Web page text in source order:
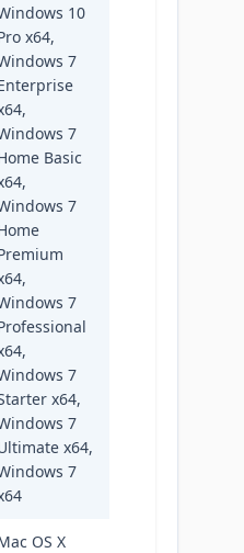
10
x64,
7
7
Basic
7
7
7
x64,
7
x64,
7
OS X